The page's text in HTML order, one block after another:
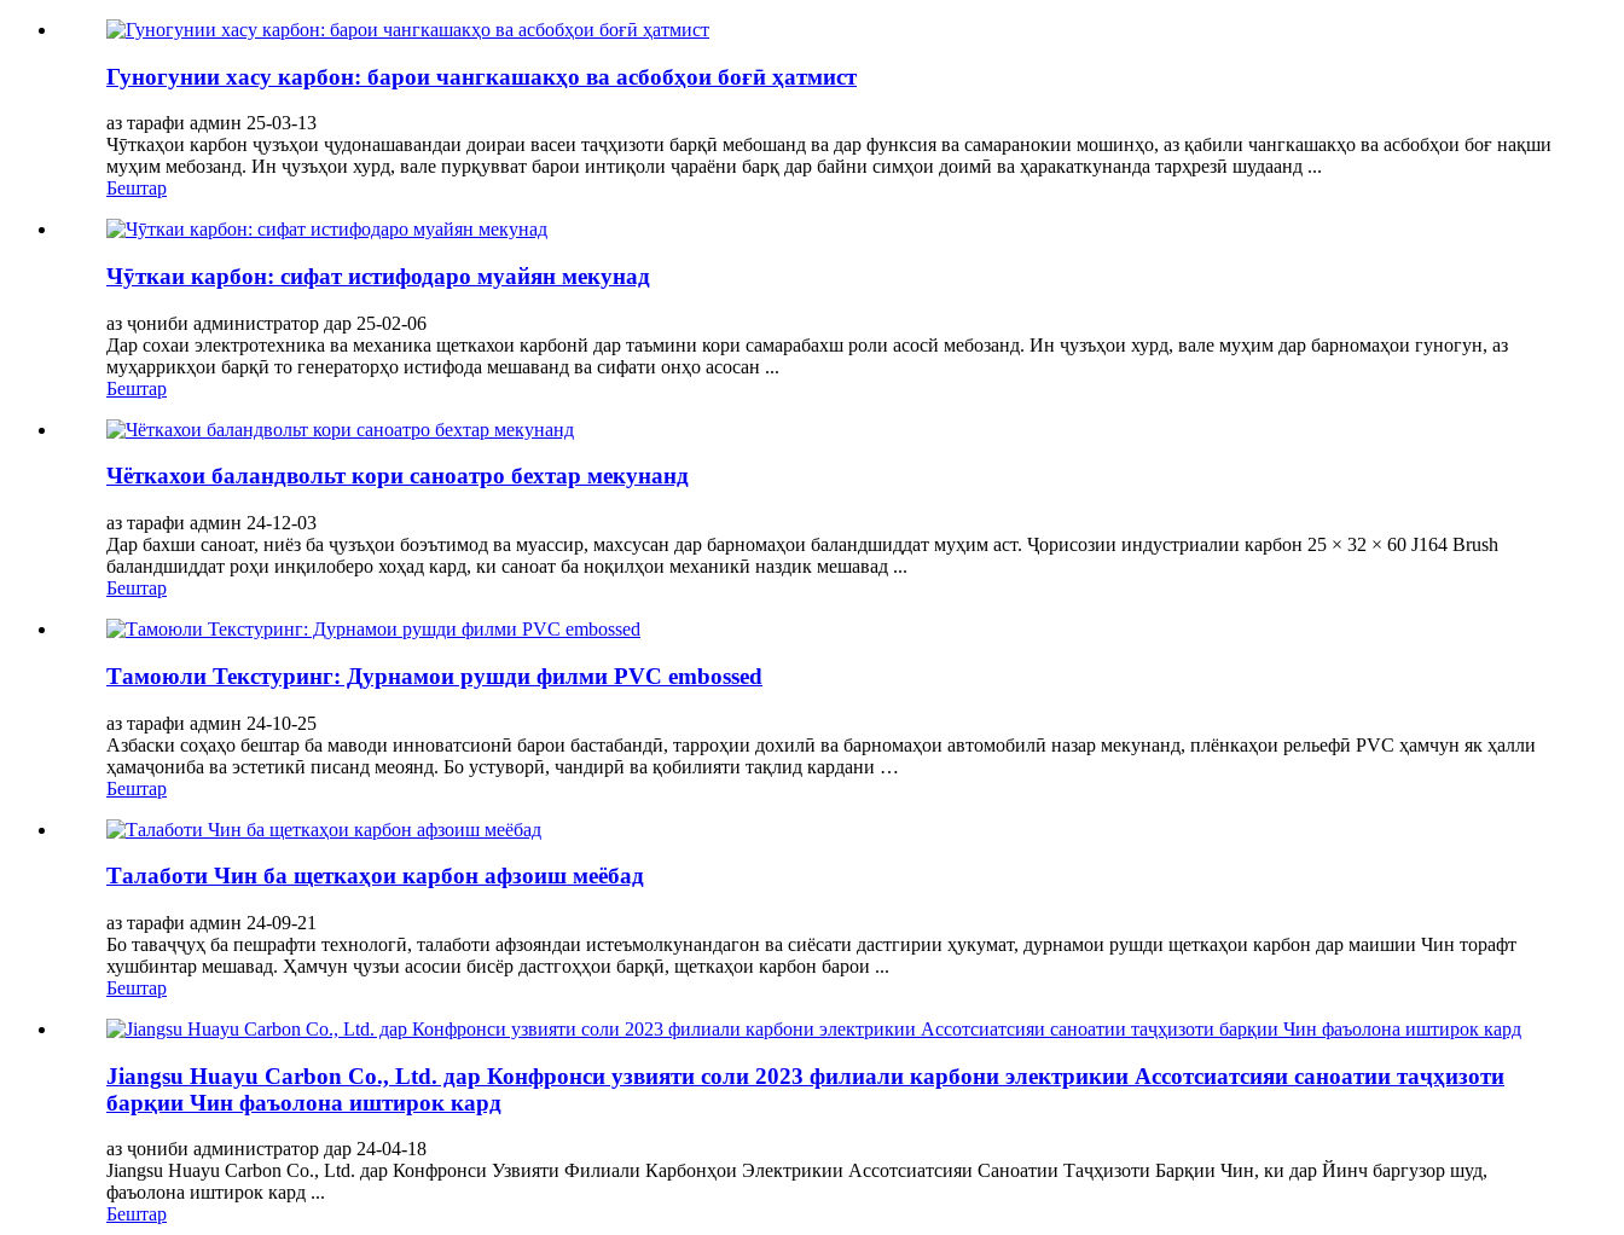
Гуногунии хасу карбон: барои чангкашакҳо ва асбобҳои боғӣ ҳатмист
аз тарафи админ 25-03-13
Чӯткаҳои карбон ҷузъҳои ҷудонашавандаи доираи васеи таҷҳизоти барқӣ мебошанд ва дар функсия ва самаранокии мошинҳо, аз қабили чангкашакҳо ва асбобҳои боғ нақши
муҳим мебозанд. Ин ҷузъҳои хурд, вале пурқувват барои интиқоли ҷараёни барқ ​​​​дар байни симҳои доимӣ ва ҳаракаткунанда тарҳрезӣ шудаанд ...
Бештар
Чӯткаи карбон: сифат истифодаро муайян мекунад
аз ҷониби администратор дар 25-02-06
Дар сохаи электротехника ва механика щеткахои карбонй дар таъмини кори самарабахш роли асосй мебозанд. Ин ҷузъҳои хурд, вале муҳим дар барномаҳои гуногун, аз
муҳаррикҳои барқӣ то генераторҳо истифода мешаванд ва сифати онҳо асосан ...
Бештар
Чёткахои баландвольт кори саноатро бехтар мекунанд
аз тарафи админ 24-12-03
Дар бахши саноат, ниёз ба ҷузъҳои боэътимод ва муассир, махсусан дар барномаҳои баландшиддат муҳим аст. Ҷорисозии индустриалии карбон 25 × 32 × 60 J164 Brush
баландшиддат роҳи инқилоберо хоҳад кард, ки саноат ба ноқилҳои механикӣ наздик мешавад ...
Бештар
Тамоюли Текстуринг: Дурнамои рушди филми PVC embossed
аз тарафи админ 24-10-25
Азбаски соҳаҳо бештар ба маводи инноватсионӣ барои бастабандӣ, тарроҳии дохилӣ ва барномаҳои автомобилӣ назар мекунанд, плёнкаҳои рельефӣ PVC ҳамчун як ҳалли
ҳамаҷониба ва эстетикӣ писанд меоянд. Бо устуворӣ, чандирӣ ва қобилияти тақлид кардани …
Бештар
Талаботи Чин ба щеткаҳои карбон афзоиш меёбад
аз тарафи админ 24-09-21
Бо таваҷҷуҳ ба пешрафти технологӣ, талаботи афзояндаи истеъмолкунандагон ва сиёсати дастгирии ҳукумат, дурнамои рушди щеткаҳои карбон дар маишии Чин торафт
хушбинтар мешавад. Ҳамчун ҷузъи асосии бисёр дастгоҳҳои барқӣ, щеткаҳои карбон барои ...
Бештар
Jiangsu Huayu Carbon Co., Ltd. дар Конфронси узвияти соли 2023 филиали карбони электрикии Ассотсиатсияи саноатии таҷҳизоти
барқии Чин фаъолона иштирок кард
аз ҷониби администратор дар 24-04-18
Jiangsu Huayu Carbon Co., Ltd. дар Конфронси Узвияти Филиали Карбонҳои Электрикии Ассотсиатсияи Саноатии Таҷҳизоти Барқии Чин, ки дар Йинч баргузор шуд,
фаъолона иштирок кард ...
Бештар